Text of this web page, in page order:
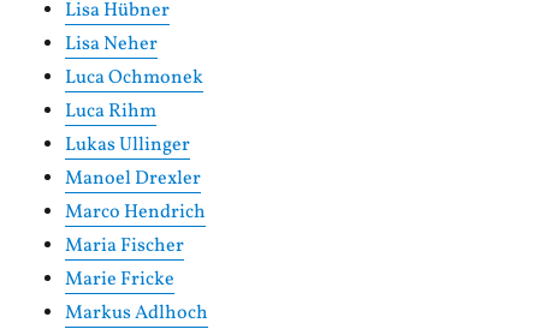
Lisa Hübner
Lisa Neher
Luca Ochmonek
Luca Rihm
Lukas Ullinger
Manoel Drexler
Marco Hendrich
Maria Fischer
Marie Fricke
Markus Adlhoch